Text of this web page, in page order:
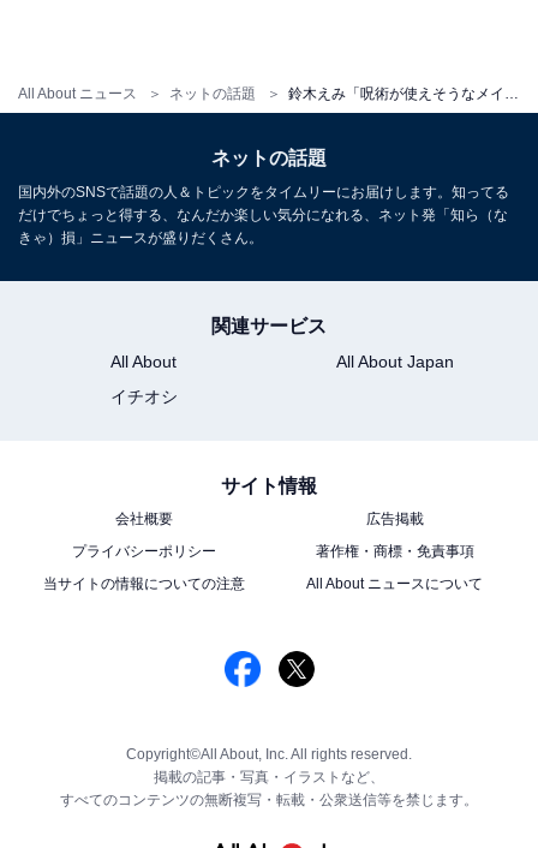
All About ニュース ネットの話題
ネットの話題
国内外のSNSで話題の人＆トピックをタイムリーにお届けします。知ってる
だけでちょっと得する、なんだか楽しい気分になれる、ネット発「知ら（な
きゃ）損」ニュースが盛りだくさん。
関連サービス
All About
All About Japan
イチオシ
サイト情報
会社概要
広告掲載
プライバシーポリシー
著作権・商標・免責事項
当サイトの情報についての注意
All About ニュースについて
Copyright©All About, Inc. All rights reserved.
掲載の記事・写真・イラストなど、
すべてのコンテンツの無断複写・転載・公衆送信等を禁じます。